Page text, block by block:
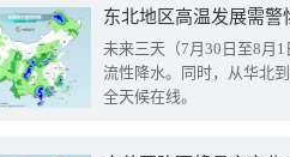
东北地区高温发展需
未来三天（7月30日至8月
流性降水。同时，从华北
全天候在线。